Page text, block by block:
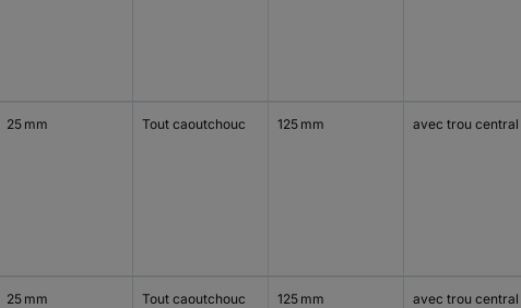
25 mm Tout caoutchouc 125 mm avec trou central
25 mm Tout caoutchouc 125 mm avec trou central